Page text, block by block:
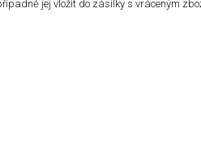
jej vložit do zásilky s vráceným